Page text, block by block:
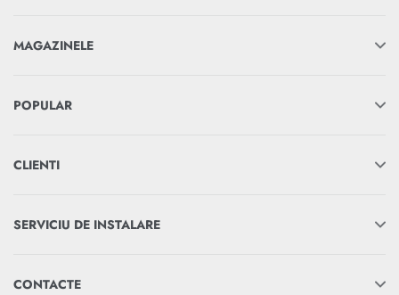
MAGAZINELE
POPULAR
CLIENTI
SERVICIU DE INSTALARE
CONTACTE